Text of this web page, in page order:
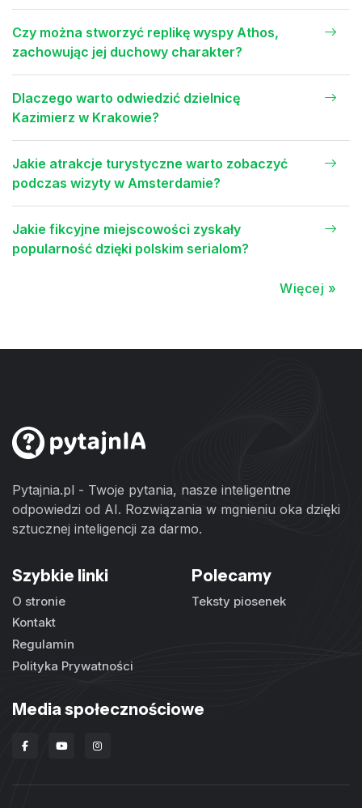
Czy można stworzyć replikę wyspy Athos,
zachowując jej duchowy charakter?
Dlaczego warto odwiedzić dzielnicę
Kazimierz w Krakowie?
Jakie atrakcje turystyczne warto zobaczyć
podczas wizyty w Amsterdamie?
Jakie fikcyjne miejscowości zyskały
popularność dzięki polskim serialom?
Więcej »
Pytajnia.pl - Twoje pytania, nasze inteligentne
odpowiedzi od AI. Rozwiązania w mgnieniu oka dzięki
sztucznej inteligencji za darmo.
Szybkie linki
O stronie
Kontakt
Regulamin
Polityka Prywatności
Polecamy
Teksty piosenek
Media społecznościowe